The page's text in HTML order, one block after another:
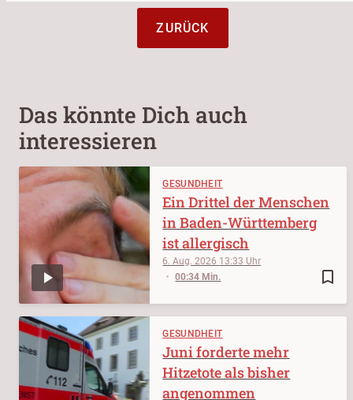
ZURÜCK
Das könnte Dich auch
interessieren
GESUNDHEIT
bookmark_border
6. Aug. 2026 13:33
00:34 Min.
Ein Drittel der Menschen
in Baden-Württemberg
ist allergisch
GESUNDHEIT
Juni forderte mehr
Hitzetote als bisher
angenommen